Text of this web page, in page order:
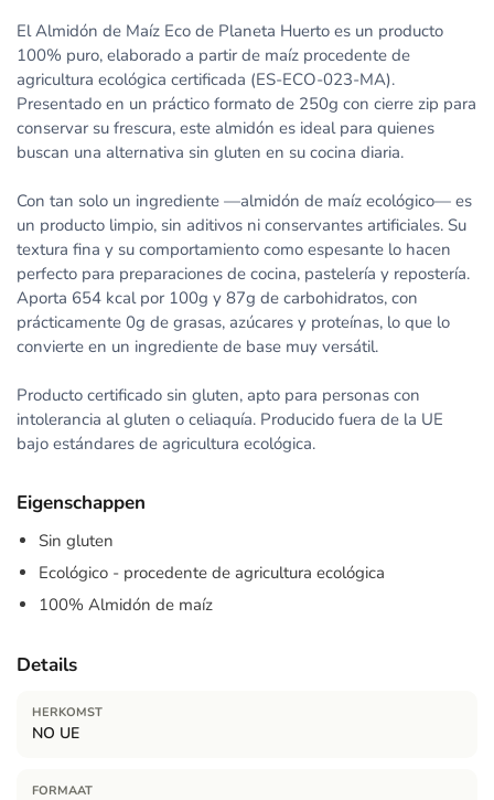
El Almidón de Maíz Eco de Planeta Huerto es un producto
100% puro, elaborado a partir de maíz procedente de
agricultura ecológica certificada (ES-ECO-023-MA).
Presentado en un práctico formato de 250g con cierre zip para
conservar su frescura, este almidón es ideal para quienes
buscan una alternativa sin gluten en su cocina diaria.
Con tan solo un ingrediente —almidón de maíz ecológico— es
un producto limpio, sin aditivos ni conservantes artificiales. Su
textura fina y su comportamiento como espesante lo hacen
perfecto para preparaciones de cocina, pastelería y repostería.
Aporta 654 kcal por 100g y 87g de carbohidratos, con
prácticamente 0g de grasas, azúcares y proteínas, lo que lo
convierte en un ingrediente de base muy versátil.
Producto certificado sin gluten, apto para personas con
intolerancia al gluten o celiaquía. Producido fuera de la UE
bajo estándares de agricultura ecológica.
Eigenschappen
Sin gluten
Ecológico - procedente de agricultura ecológica
100% Almidón de maíz
Details
HERKOMST
NO UE
FORMAAT